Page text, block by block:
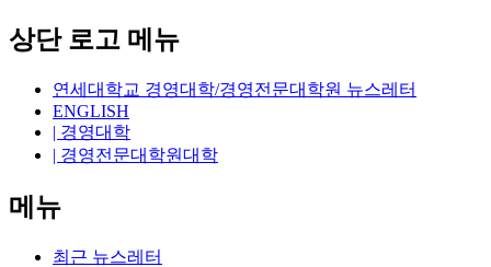
상단 로고 메뉴
연세대학교 경영대학/경영전문대학원 뉴스레터
ENGLISH
| 경영대학
| 경영전문대학원대학
메뉴
최근 뉴스레터